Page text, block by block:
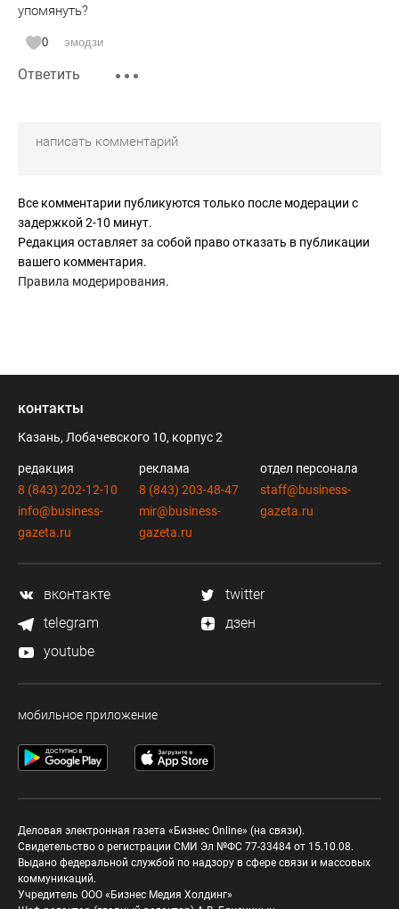
упомянуть?
0 эмодзи
Ответить
Все комментарии публикуются только после модерации с
задержкой 2-10 минут.
Редакция оставляет за собой право отказать в публикации
вашего комментария.
Правила модерирования.
контакты
Казань, Лобачевского 10, корпус 2
редакция
8 (843) 202-12-10
info@business-
gazeta.ru
реклама
8 (843) 203-48-47
mir@business-
gazeta.ru
отдел персонала
staff@business-
gazeta.ru
вконтакте
twitter
telegram
дзен
youtube
мобильное приложение
Деловая электронная газета «Бизнес Online» (на связи).
Свидетельство о регистрации СМИ Эл №ФС 77-33484 от 15.10.08.
Выдано федеральной службой по надзору в сфере связи и массовых
коммуникаций.
Учредитель ООО «Бизнес Медия Холдинг»